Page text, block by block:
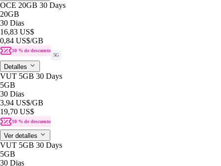
OCE 20GB 30 Days
20GB
30 Dias
16,83 US$
0,84 US$/GB
10 % de descuento
5G
Detalles
VUT 5GB 30 Days
5GB
30 Dias
3,94 US$/GB
19,70 US$
10 % de descuento
Ver detalles
VUT 5GB 30 Days
5GB
30 Dias